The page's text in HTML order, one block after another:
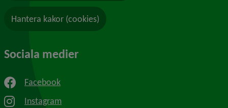
Hantera kakor (cookies)
Sociala medier
Facebook
Instagram